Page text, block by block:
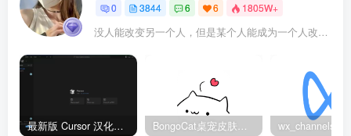
0 3844 6 6 1805W+
没人能改变另一个人，但是某个人能成为一个人改变的原因
最新版 Cursor 汉化设置中文教程（两种简单方法，附中文语言包下载） BongoCat桌宠皮肤包大全：20款主题皮肤免费下载